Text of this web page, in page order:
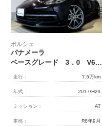
ポルシェ
パナメーラ
ベースグレード 3．0 V6 ベージュレザーシート オプション21インチアルミホイール PASM＋エアサスペンション PCMナビ 全方位カメラ carplay対応 スポーツデザインミラー
走行： 7.5万km
年式： 2017/H29
ミッション： AT
車検： R8年9月